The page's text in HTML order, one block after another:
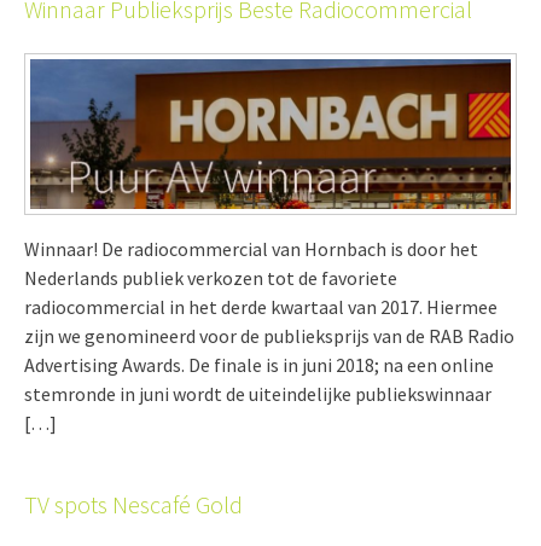
Winnaar Publieksprijs Beste Radiocommercial
Winnaar! De radiocommercial van Hornbach is door het
Nederlands publiek verkozen tot de favoriete
radiocommercial in het derde kwartaal van 2017. Hiermee
zijn we genomineerd voor de publieksprijs van de RAB Radio
Advertising Awards. De finale is in juni 2018; na een online
stemronde in juni wordt de uiteindelijke publiekswinnaar
[…]
TV spots Nescafé Gold